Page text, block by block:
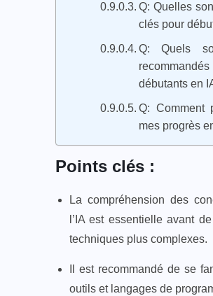
Q: Quelles
clés pour
Q: Quels
débutants en
Q: Comment
mes progrès
Points clés :
La compréhension des
l’IA est essentielle avant
techniques plus complexes.
Il est recommandé de se
outils et langages de